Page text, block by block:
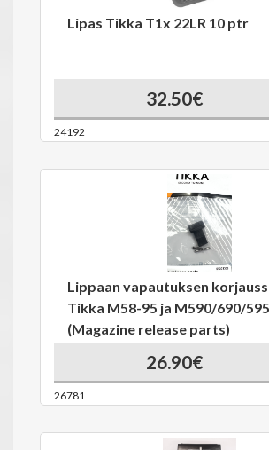
Lipas Tikka T1x 22LR 10 ptr
32.50€
24192
Lippaan vapautuksen
Tikka M58-95 ja M590/690/
(Magazine release parts)
26.90€
26781